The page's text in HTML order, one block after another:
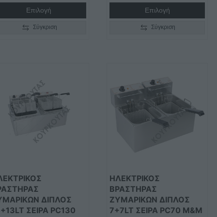
Επιλογή
Σύγκριση
Επιλογή
Σύγκριση
ΔΙΠΛΟΣ
ΣΕΙΡΑ PC130
ΗΛΕΚΤΡΙΚΟΣ
ΒΡΑΣΤΗΡΑΣ
ΖΥΜΑΡΙΚΩΝ ΔΙΠΛΟΣ
7+7LT ΣΕΙΡΑ PC70 M&M
προϊόν
πολλαπλές
να
επιλεγούν
στη
σελίδα